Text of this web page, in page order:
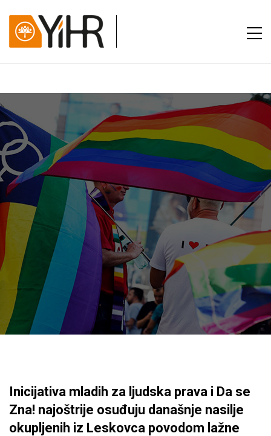
Inicijativa mladih za ljudska prava i Da se
Zna! najoštrije osuđuju današnje nasilje
okupljenih iz Leskovca povodom lažne